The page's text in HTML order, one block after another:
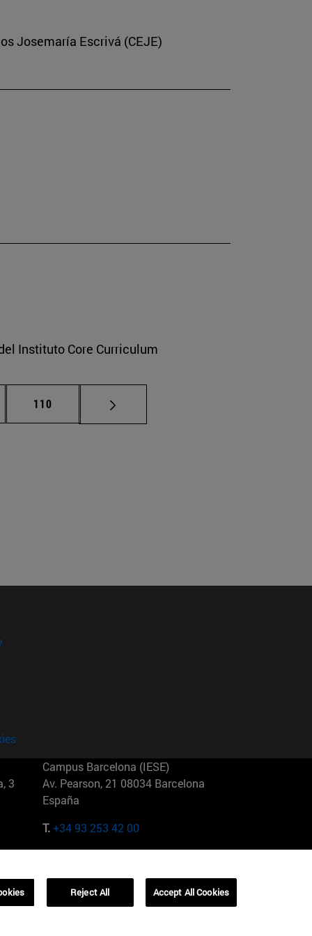
Josemaría Escrivá (CEJE)
Instituto Core Curriculum
intermedias Use TAB para desplazarse.
Página
110
3
Campus Barcelona (IESE)
Av. Pearson, 21 08034 Barcelona
España
T.+34 93 253 42 00
01321001 Bela Vista Brasil
Reject All Accept All Cookies